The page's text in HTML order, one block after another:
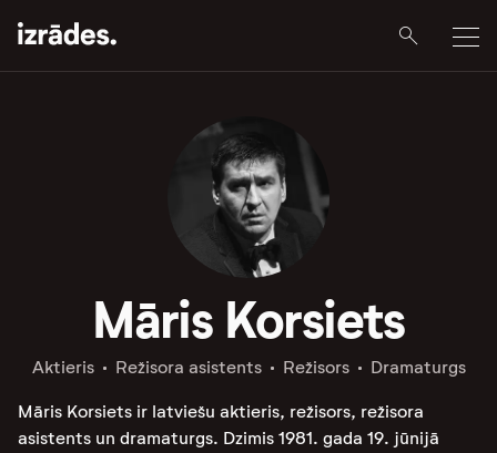
Māris Korsiets
Aktieris Režisora asistents Režisors Dramaturgs
Māris Korsiets ir latviešu aktieris, režisors, režisora
asistents un dramaturgs. Dzimis 1981. gada 19. jūnijā